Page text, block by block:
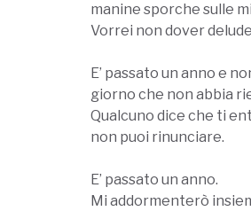
manine sporche sulle
Vorrei non dover
E’ passato un anno e
giorno che non abbia
Qualcuno dice che ti
non puoi rinunciare.
E’ passato un anno.
Mi addormenterò